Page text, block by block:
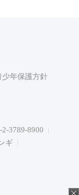
少年保護方針
3789-8900
ギ